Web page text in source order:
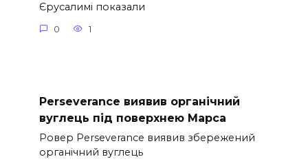
Єрусалимі показали
0 1
Perseverance виявив органічний
вуглець під поверхнею Марса
Ровер Perseverance виявив збережений
органічний вуглець